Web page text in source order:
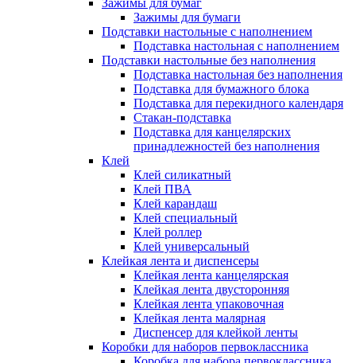
Зажимы для бумаг
Зажимы для бумаги
Подставки настольные с наполнением
Подставка настольная с наполнением
Подставки настольные без наполнения
Подставка настольная без наполнения
Подставка для бумажного блока
Подставка для перекидного календаря
Стакан-подставка
Подставка для канцелярских
принадлежностей без наполнения
Клей
Клей силикатный
Клей ПВА
Клей карандаш
Клей специальный
Клей роллер
Клей универсальный
Клейкая лента и диспенсеры
Клейкая лента канцелярская
Клейкая лента двусторонняя
Клейкая лента упаковочная
Клейкая лента малярная
Диспенсер для клейкой ленты
Коробки для наборов первоклассника